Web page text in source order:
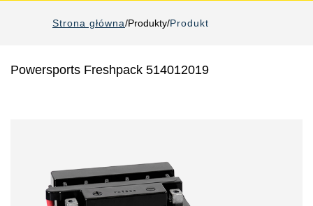
Strona główna Produkty Produkt
Powersports Freshpack 514012019